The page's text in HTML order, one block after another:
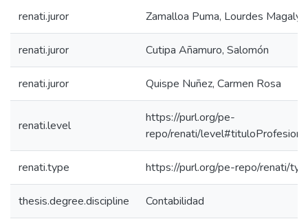
renati.juror Zamalloa Puma, Lourdes Magaly
renati.juror Cutipa Añamuro, Salomón
renati.juror Quispe Nuñez, Carmen Rosa
renati.level
https://purl.org/pe-
repo/renati/
renati.type https://purl.org/pe-repo/renati/
thesis.degree.discipline Contabilidad